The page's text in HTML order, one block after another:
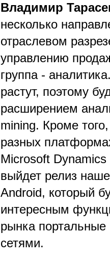
Владимир
несколько
отраслевом
управлению
группа -
растут, поэтому
расширением
mining. Кроме
разных
Microsoft
выйдет релиз
Android, который
интересным
рынка
сетями.